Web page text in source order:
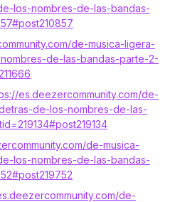
los-nombres-de-las-bandas-
de-musica-ligera-
de-las-bandas-parte-2-
es.deezercommunity.com/de-
de-los-nombres-de-las-
de-musica-
los-nombres-de-las-bandas-
de-